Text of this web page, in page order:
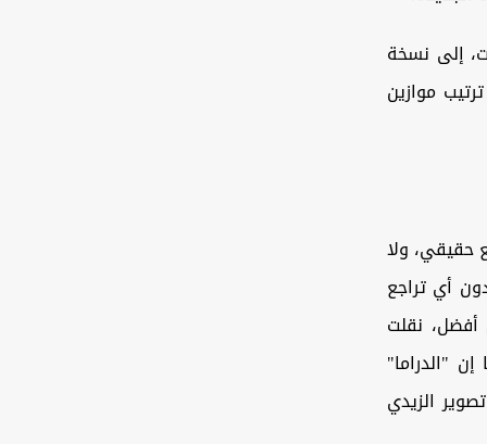
إلى نسخة
موازين
حقيقي، ولا
أي تراجع
نقلت
‏‏"الدراما"
الزيدي